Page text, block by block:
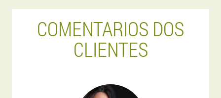
COMENTARIOS DOS
CLIENTES